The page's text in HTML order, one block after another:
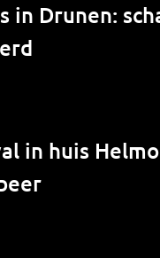
Drunen:
in huis